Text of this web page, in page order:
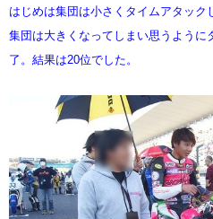
はじめは集団は小さくタイムアタック
集団は大きくなってしまい思うように
了。結果は20位でした。